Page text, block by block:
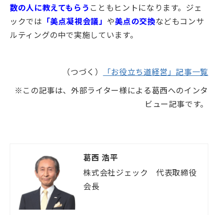
数の人に教えてもらう こともヒントになります。ジェ
ックでは 「美点凝視会議」 や美点の交換などもコンサ
ルティングの中で実施しています。
（つづく）
「お役立ち道経営」記事一覧
※この記事は、外部ライター様による葛西へのインタ
ビュー記事です。
葛西 浩平
株式会社ジェック　代表取締役
会長